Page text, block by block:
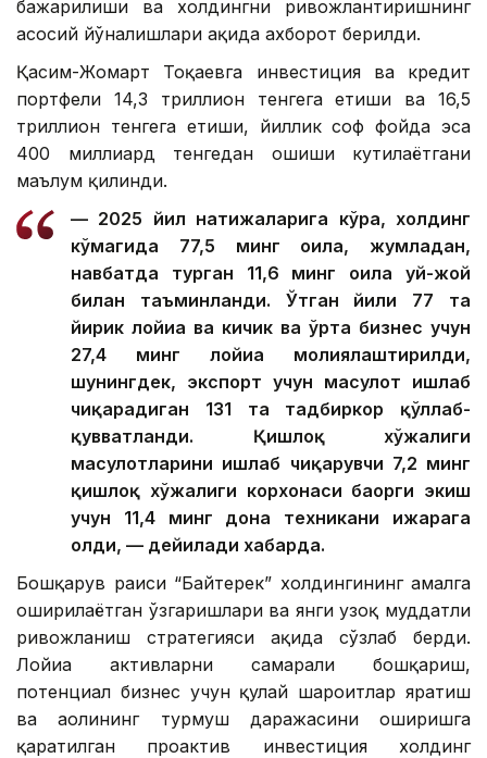
бажарилиши ва холдингни ривожлантиришнинг
асосий йўналишлари ҳақида ахборот берилди.
Қасим-Жомарт Тоқаевга инвестиция ва кредит
портфели 14,3 триллион тенгега етиши ва 16,5
триллион тенгега етиши, йиллик соф фойда эса
400 миллиард тенгедан ошиши кутилаётгани
маълум қилинди.
— 2025 йил натижаларига кўра, холдинг
кўмагида 77,5 минг оила, жумладан,
навбатда турган 11,6 минг оила уй-жой
билан таъминланди. Ўтган йили 77 та
йирик лойиҳа ва кичик ва ўрта бизнес учун
27,4 минг лойиҳа молиялаштирилди,
шунингдек, экспорт учун маҳсулот ишлаб
чиқарадиган 131 та тадбиркор қўллаб-
қувватланди. Қишлоқ хўжалиги
маҳсулотларини ишлаб чиқарувчи 7,2 минг
қишлоқ хўжалиги корхонаси баҳорги экиш
учун 11,4 минг дона техникани ижарага
олди, — дейилади хабарда.
Бошқарув раиси “Байтерек” холдингининг амалга
оширилаётган ўзгаришлари ва янги узоқ муддатли
ривожланиш стратегияси ҳақида сўзлаб берди.
Лойиҳа активларни самарали бошқариш,
потенциал бизнес учун қулай шароитлар яратиш
ва аҳолининг турмуш даражасини оширишга
қаратилган проактив инвестиция холдинг